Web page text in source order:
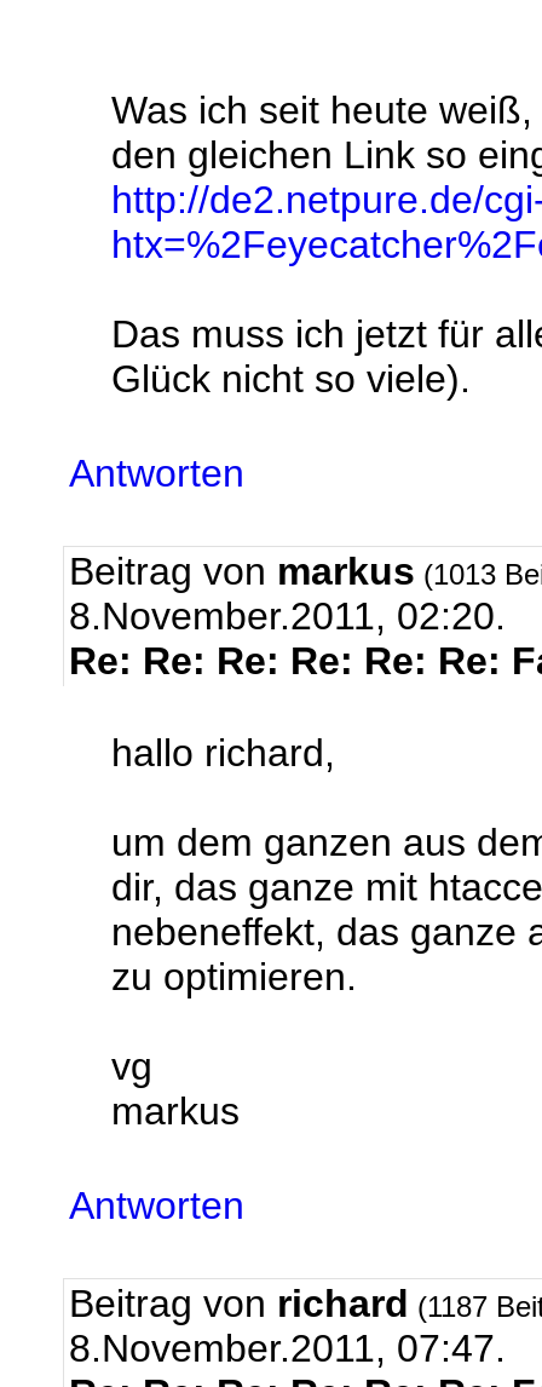
Was ich seit heute
den gleichen Link so
http://de2.netpure.de/
Das muss ich jetzt für
Glück nicht so viele).
Antworten
Beitrag von markus (1013
8.November.2011, 02:20.
Re: Re: Re: Re: Re: Re:
hallo richard,
um dem ganzen aus
dir, das ganze mit
nebeneffekt, das ganze
zu optimieren.
vg
markus
Antworten
Beitrag von richard (1187
8.November.2011, 07:47.